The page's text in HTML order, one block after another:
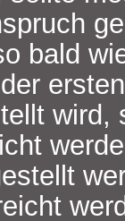
bald
wird,